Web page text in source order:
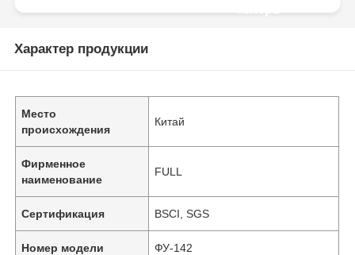
Характер продукции
Место
происхождения
Китай
Фирменное
наименование
FULL
Сертификация BSCI, SGS
Номер модели ФУ-142